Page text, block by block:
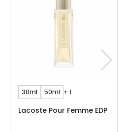
30ml 50ml + 1
Lacoste Pour Femme EDP